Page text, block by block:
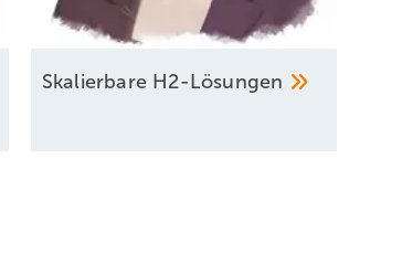
Skalierbare H2-Lösungen